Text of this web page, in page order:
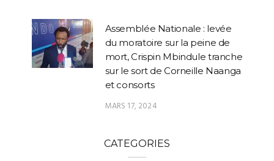
Assemblée Nationale : levée
du moratoire sur la peine de
mort, Crispin Mbindule tranche
sur le sort de Corneille Naanga
et consorts
MARS 17, 2024
CATEGORIES